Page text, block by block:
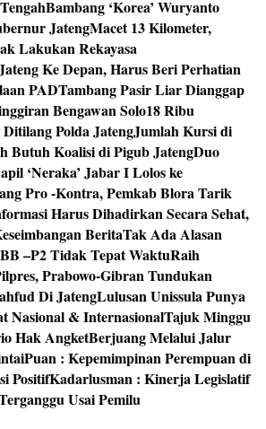
Bambang ‘Korea’ Wuryanto
JatengMacet 13 Kilometer,
Lakukan Rekayasa
Ke Depan, Harus Beri Perhatian
PADTambang Pasir Liar Dianggap
Bengawan Solo18 Ribu
Polda JatengJumlah Kursi di
Butuh Koalisi di Pigub JatengDuo
‘Neraka’ Jabar I Lolos ke
Pro -Kontra, Pemkab Blora Tarik
Harus Dihadirkan Secara Sehat,
BeritaTak Ada Alasan
–P2 Tidak Tepat WaktuRaih
Prabowo-Gibran Tundukan
Di JatengLulusan Unissula Punya
Nasional & InternasionalTajuk Minggu
Hak AngketBerjuang Melalui Jalur
Puan : Kepemimpinan Perempuan di
PositifKadarlusman : Kinerja Legislatif
Usai Pemilu